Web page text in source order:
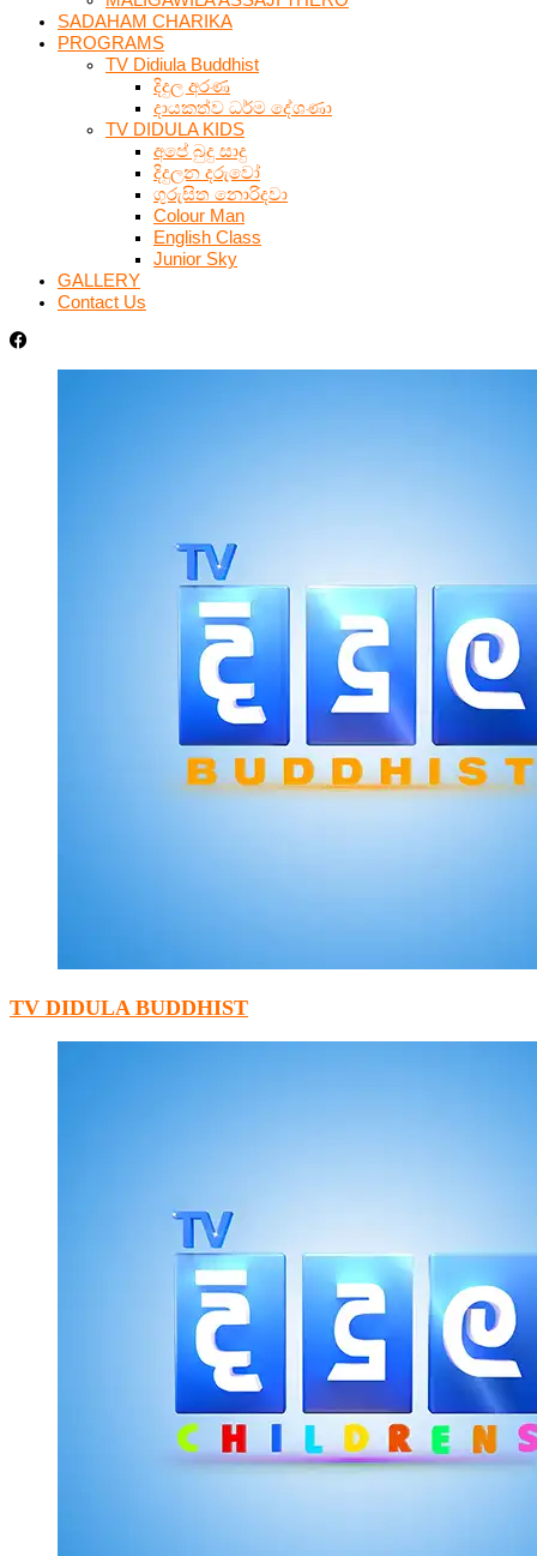
SADAHAM CHARIKA
PROGRAMS
TV Didiula Buddhist
දිදුල අරණ
දායකත්ව ධර්ම දේශණා
TV DIDULA KIDS
අපේ බුදු සාදු
දිදුලන දරුවෝ
ගුරුසිත නොරිදවා
Colour Man
English Class
Junior Sky
GALLERY
Contact Us
TV DIDULA BUDDHIST